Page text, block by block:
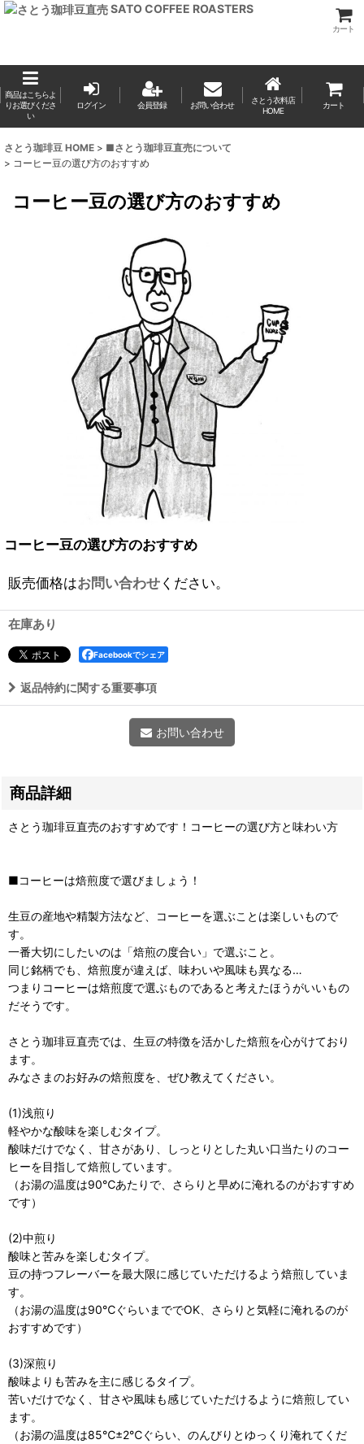
SATO COFFEE ROASTERS
カート
商品はこちらよ
りお選びくださ
い
ログイン 会員登録 お問い合わせ
さとう衣料店
HOME
カート
さとう珈琲豆 HOME > ■さとう珈琲豆直売について
> コーヒー豆の選び方のおすすめ
コーヒー豆の選び方のおすすめ
コーヒー豆の選び方のおすすめ
販売価格はお問い合わせください。
在庫あり
Facebookでシェア
返品特約に関する重要事項
お問い合わせ
商品詳細
さとう珈琲豆直売のおすすめです！コーヒーの選び方と味わい方
■コーヒーは焙煎度で選びましょう！
生豆の産地や精製方法など、コーヒーを選ぶことは楽しいもので
す。
一番大切にしたいのは「焙煎の度合い」で選ぶこと。
同じ銘柄でも、焙煎度が違えば、味わいや風味も異なる…
つまりコーヒーは焙煎度で選ぶものであると考えたほうがいいもの
だそうです。
さとう珈琲豆直売では、生豆の特徴を活かした焙煎を心がけており
ます。
みなさまのお好みの焙煎度を、ぜひ教えてください。
(1)浅煎り
軽やかな酸味を楽しむタイプ。
酸味だけでなく、甘さがあり、しっとりとした丸い口当たりのコー
ヒーを目指して焙煎しています。
（お湯の温度は90℃あたりで、さらりと早めに淹れるのがおすすめ
です）
(2)中煎り
酸味と苦みを楽しむタイプ。
豆の持つフレーバーを最大限に感じていただけるよう焙煎していま
す。
（お湯の温度は90℃ぐらいまででOK、さらりと気軽に淹れるのが
おすすめです）
(3)深煎り
酸味よりも苦みを主に感じるタイプ。
苦いだけでなく、甘さや風味も感じていただけるように焙煎してい
ます。
（お湯の温度は85℃±2℃ぐらい、のんびりとゆっくり淹れてくだ